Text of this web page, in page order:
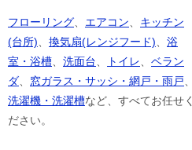
フローリング エアコン
キッチン
(台所)
換気扇(レンジフード)
浴
室・浴槽
洗面台 トイレ
ベラン
ダ
窓ガラス・サッシ・網戸・雨戸
洗濯機・洗濯槽など、すべてお任せく
ださい。